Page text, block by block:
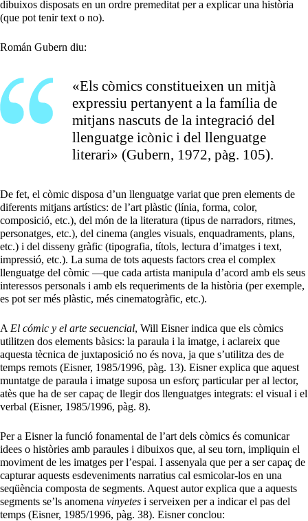
dibuixos disposats en un ordre premeditat per a explicar una història
(que pot tenir text o no).
Román Gubern diu:
«Els còmics constitueixen un mitjà
expressiu pertanyent a la família de
mitjans nascuts de la integració del
llenguatge icònic i del llenguatge
literari» (Gubern, 1972, pàg. 105).
De fet, el còmic disposa d’un llenguatge variat que pren elements de
diferents mitjans artístics: de l’art plàstic (línia, forma, color,
composició, etc.), del món de la literatura (tipus de narradors, ritmes,
personatges, etc.), del cinema (angles visuals, enquadraments, plans,
etc.) i del disseny gràfic (tipografia, títols, lectura d’imatges i text,
impressió, etc.). La suma de tots aquests factors crea el complex
llenguatge del còmic —que cada artista manipula d’acord amb els seus
interessos personals i amb els requeriments de la història (per exemple,
es pot ser més plàstic, més cinematogràfic, etc.).
A El cómic y el arte secuencial, Will Eisner indica que els còmics
utilitzen dos elements bàsics: la paraula i la imatge, i aclareix que
aquesta tècnica de juxtaposició no és nova, ja que s’utilitza des de
temps remots (Eisner, 1985/1996, pàg. 13). Eisner explica que aquest
muntatge de paraula i imatge suposa un esforç particular per al lector,
atès que ha de ser capaç de llegir dos llenguatges integrats: el visual i el
verbal (Eisner, 1985/1996, pàg. 8).
Per a Eisner la funció fonamental de l’art dels còmics és comunicar
idees o històries amb paraules i dibuixos que, al seu torn, impliquin el
moviment de les imatges per l’espai. I assenyala que per a ser capaç de
capturar aquests esdeveniments narratius cal esmicolar-los en una
seqüència composta de segments. Aquest autor explica que a aquests
segments se’ls anomena vinyetes i serveixen per a indicar el pas del
temps (Eisner, 1985/1996, pàg. 38). Eisner conclou: